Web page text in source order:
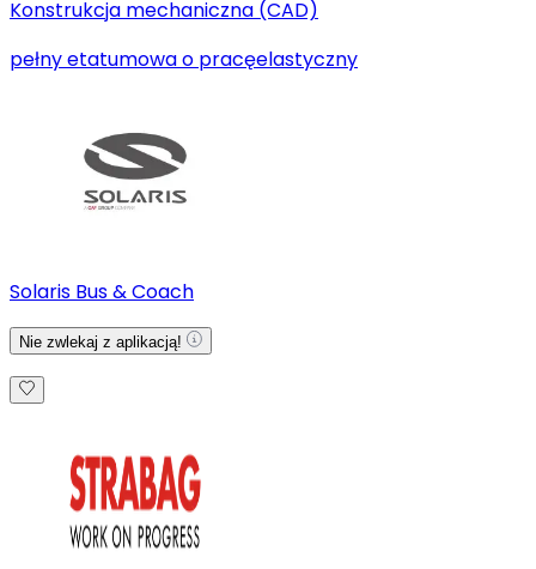
Konstrukcja mechaniczna (CAD)
pełny etatumowa o pracęelastyczny
Solaris Bus & Coach
Nie zwlekaj z aplikacją!